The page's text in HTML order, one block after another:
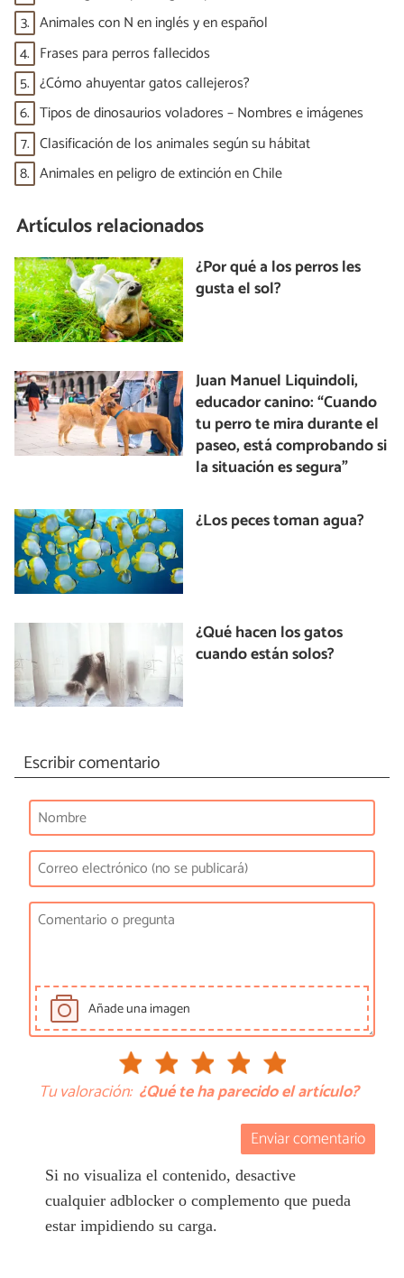
3. Animales con N en inglés y en español
4. Frases para perros fallecidos
5. ¿Cómo ahuyentar gatos callejeros?
6. Tipos de dinosaurios voladores – Nombres e imágenes
7. Clasificación de los animales según su hábitat
8. Animales en peligro de extinción en Chile
Artículos relacionados
¿Por qué a los perros les
gusta el sol?
Juan Manuel Liquindoli,
educador canino: “Cuando
tu perro te mira durante el
paseo, está comprobando si
la situación es segura”
¿Los peces toman agua?
¿Qué hacen los gatos
cuando están solos?
Escribir comentario
Añade una imagen
Tu valoración: ¿Qué te ha parecido el artículo?
Enviar comentario
Si no visualiza el contenido, desactive
cualquier adblocker o complemento que pueda
estar impidiendo su carga.